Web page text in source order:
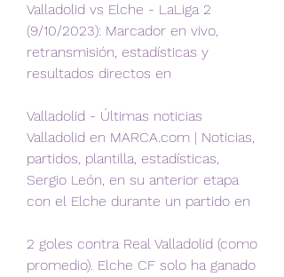
Valladolid vs Elche - LaLiga 2
(9/10/2023): Marcador en vivo,
retransmisión, estadísticas y
resultados directos en
Valladolid - Últimas noticias
Valladolid en MARCA.com | Noticias,
partidos, plantilla, estadísticas,
Sergio León, en su anterior etapa
con el Elche durante un partido en
2 goles contra Real Valladolid (como
promedio). Elche CF solo ha ganado